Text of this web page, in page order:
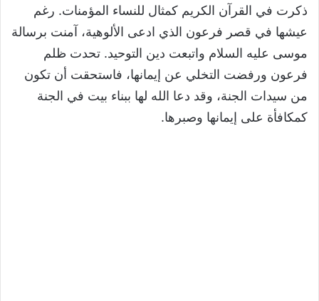
ذكرت في القرآن الكريم كمثال للنساء المؤمنات. رغم
عيشها في قصر فرعون الذي ادعى الألوهية، آمنت برسالة
موسى عليه السلام واتبعت دين التوحيد. تحدت ظلم
فرعون ورفضت التخلي عن إيمانها، فاستحقت أن تكون
من سيدات الجنة، وقد دعا الله لها ببناء بيت في الجنة
كمكافأة على إيمانها وصبرها.